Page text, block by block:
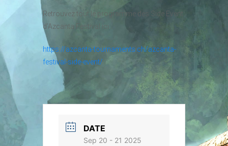
Retrouvez tout le programme des Side Event
d’Azcanta Festival ici :
https://azcanta-tournaments.ch/azcanta-
festival-side-event/
DATE
Sep 20 - 21 2025